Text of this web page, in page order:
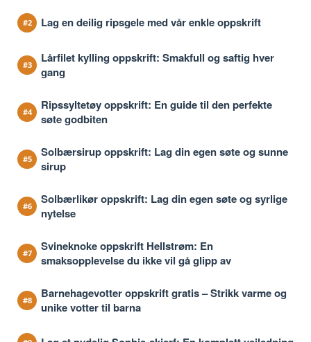
Lag en deilig ripsgele med vår enkle oppskrift
Lårfilet kylling oppskrift: Smakfull og saftig hver
gang
Ripssyltetøy oppskrift: En guide til den perfekte
søte godbiten
Solbærsirup oppskrift: Lag din egen søte og sunne
sirup
Solbærlikør oppskrift: Lag din egen søte og syrlige
nytelse
Svineknoke oppskrift Hellstrøm: En
smaksopplevelse du ikke vil gå glipp av
Barnehagevotter oppskrift gratis – Strikk varme og
unike votter til barna